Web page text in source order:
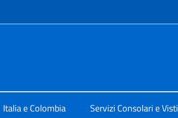
Italia e Colombia Servizi Consolari e Visti